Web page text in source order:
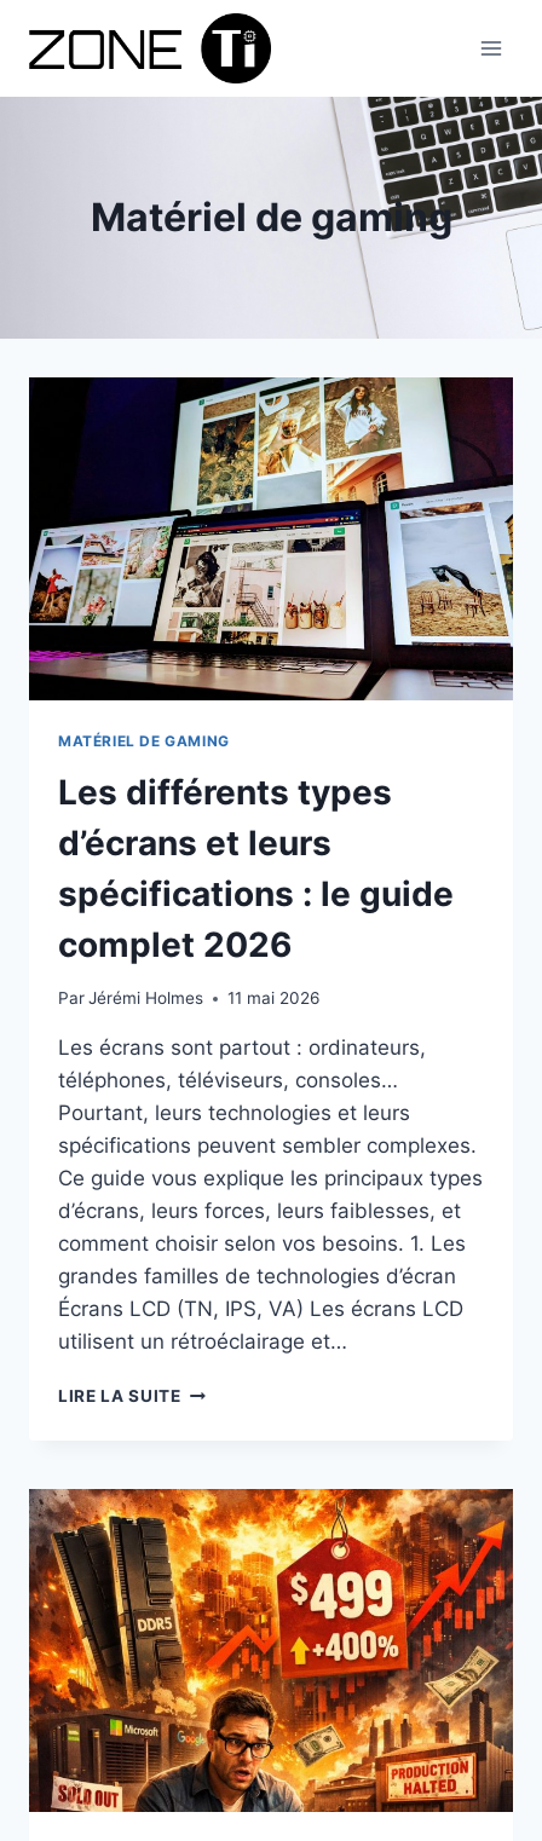
Matériel de gaming
MATÉRIEL DE GAMING
Les différents types
d’écrans et leurs
spécifications : le guide
complet 2026
ParJérémi Holmes 11 mai 2026
Les écrans sont partout : ordinateurs,
téléphones, téléviseurs, consoles…
Pourtant, leurs technologies et leurs
spécifications peuvent sembler complexes.
Ce guide vous explique les principaux types
d’écrans, leurs forces, leurs faiblesses, et
comment choisir selon vos besoins. 1. Les
grandes familles de technologies d’écran
Écrans LCD (TN, IPS, VA) Les écrans LCD
utilisent un rétroéclairage et…
LIRE LA SUITELES
ET
LEURS
SPÉCIFICATIONS
:
LE
GUIDE
COMPLET
2026